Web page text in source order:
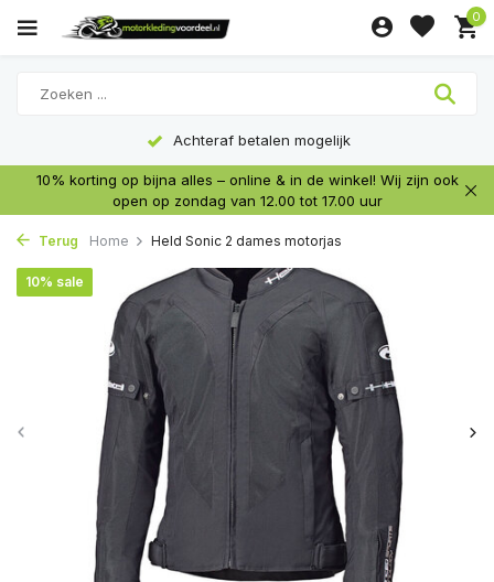
0
Achteraf betalen mogelijk
10% korting op bijna alles – online & in de winkel! Wij zijn ook
open op zondag van 12.00 tot 17.00 uur
Terug Home Held Sonic 2 dames motorjas
10% sale